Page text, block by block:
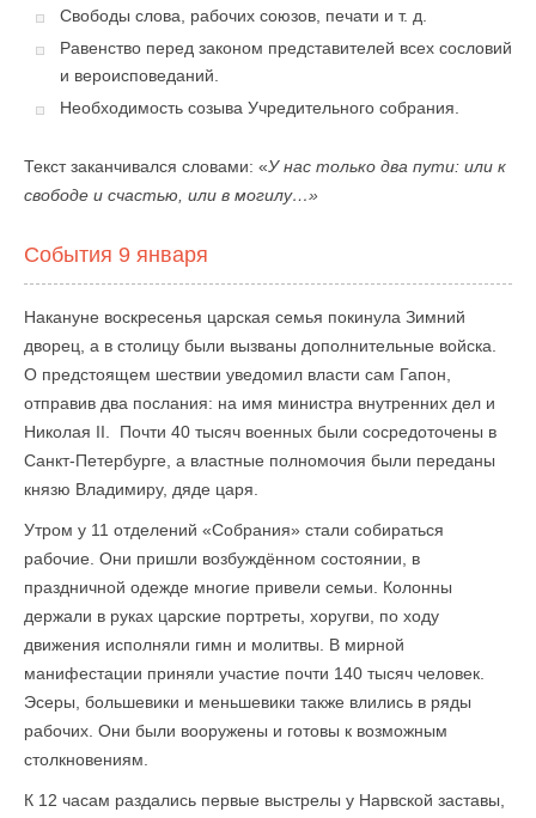
Свободы слова, рабочих союзов, печати и т. д.
Равенство перед законом представителей всех сословий
и вероисповеданий.
Необходимость созыва Учредительного собрания.
Текст заканчивался словами: «У нас только два пути: или к
свободе и счастью, или в могилу…»
События 9 января
Накануне воскресенья царская семья покинула Зимний
дворец, а в столицу были вызваны дополнительные войска.
О предстоящем шествии уведомил власти сам Гапон,
отправив два послания: на имя министра внутренних дел и
Николая II. Почти 40 тысяч военных были сосредоточены в
Санкт-Петербурге, а властные полномочия были переданы
князю Владимиру, дяде царя.
Утром у 11 отделений «Собрания» стали собираться
рабочие. Они пришли возбуждённом состоянии, в
праздничной одежде многие привели семьи. Колонны
держали в руках царские портреты, хоругви, по ходу
движения исполняли гимн и молитвы. В мирной
манифестации приняли участие почти 140 тысяч человек.
Эсеры, большевики и меньшевики также влились в ряды
рабочих. Они были вооружены и готовы к возможным
столкновениям.
К 12 часам раздались первые выстрелы у Нарвской заставы,